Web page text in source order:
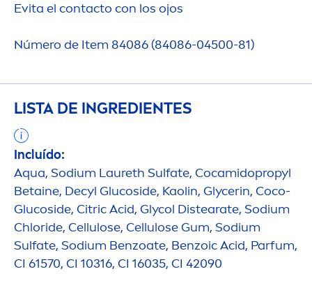
Evita el contacto con los ojos
Número de Item 84086 (84086-04500-81)
LISTA DE INGREDIENTES
Incluído:
Aqua, Sodium Laureth Sulfate, Cocamidopropyl
Betaine, Decyl Glucoside, Kaolin, Glycerin, Coco-
Glucoside, Citric Acid, Glycol Distearate, Sodium
Chloride, Cellulose, Cellulose Gum, Sodium
Sulfate, Sodium Benzoate, Benzoic Acid, Parfum,
CI 61570, CI 10316, CI 16035, CI 42090